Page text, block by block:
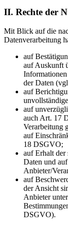
II. Rechte der
Mit Blick auf die
Datenverarbeitung
auf
auf Auskunft
der Daten
auf
auf
auch Art. 17
Verarbeitung
auf
18 DSGVO;
auf Erhalt der
Daten und
Anbieter/
auf
der Ansicht
Anbieter
DSGVO).